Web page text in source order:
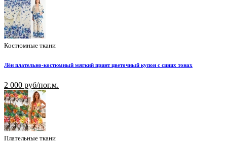
Костюмные ткани
Лён плательно-костюмный мягкий принт цветочный купон с синих тонах
2 000 руб/пог.м.
Плательные ткани